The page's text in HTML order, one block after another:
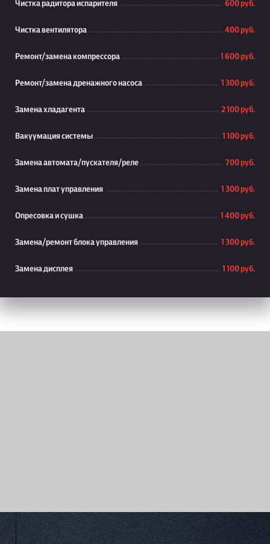
Чистка радитора испарителя 600 руб.
Чистка вентилятора 400 руб.
Ремонт/замена компрессора 1 600 руб.
Ремонт/замена дренажного насоса 1 300 руб.
Замена хладагента 2 100 руб.
Вакуумация системы 1 100 руб.
Замена автомата/пускателя/реле 700 руб.
Замена плат управления 1 300 руб.
Опресовка и сушка 1 400 руб.
Замена/ремонт блока управления 1 300 руб.
Замена дисплея 1 100 руб.